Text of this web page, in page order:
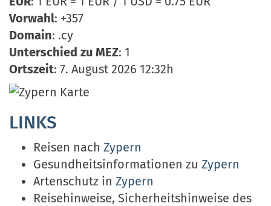
Vorwahl: +357
Domain: .cy
Unterschied zu MEZ: 1
Ortszeit: 7. August 2026 12:32h
LINKS
Reisen nach Zypern
Gesundheitsinformationen zu Zypern
Artenschutz in Zypern
Reisehinweise, Sicherheitshinweise des